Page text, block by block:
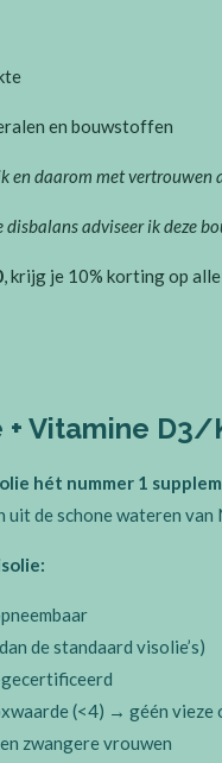
en bouwstoffen
en daarom met vertrouwen
adviseer ik deze
, krijg je 10% korting op
+ Vitamine D3/
hét nummer 1
uit de schone wateren van
de standaard visolie’s)
gecertificeerd
(<4) → géén vieze
zwangere vrouwen